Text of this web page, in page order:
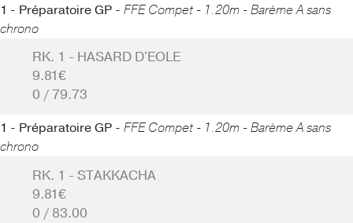
1 - Préparatoire GP - FFE Compet - 1.20m - Barème A sans
chrono
RK. 1 - HASARD D'EOLE
9.81€
0 / 79.73
1 - Préparatoire GP - FFE Compet - 1.20m - Barème A sans
chrono
RK. 1 - STAKKACHA
9.81€
0 / 83.00